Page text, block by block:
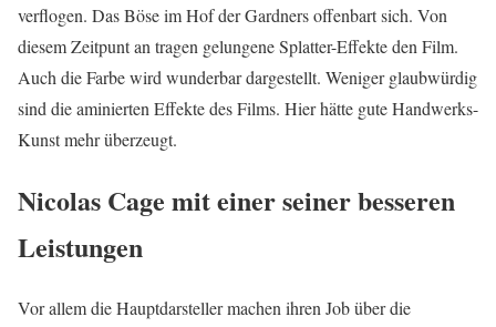
verflogen. Das Böse im Hof der Gardners offenbart sich. Von
diesem Zeitpunt an tragen gelungene Splatter-Effekte den Film.
Auch die Farbe wird wunderbar dargestellt. Weniger glaubwürdig
sind die aminierten Effekte des Films. Hier hätte gute Handwerks-
Kunst mehr überzeugt.
Nicolas Cage mit einer seiner besseren
Leistungen
Vor allem die Hauptdarsteller machen ihren Job über die